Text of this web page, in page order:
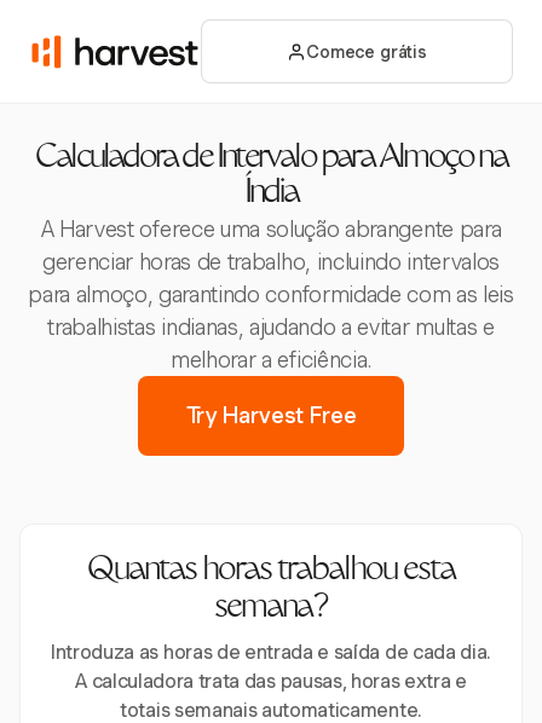
Comece grátis
Calculadora de Intervalo para Almoço na
Índia
A Harvest oferece uma solução abrangente para
gerenciar horas de trabalho, incluindo intervalos
para almoço, garantindo conformidade com as leis
trabalhistas indianas, ajudando a evitar multas e
melhorar a eficiência.
Try Harvest Free
Quantas horas trabalhou esta
semana?
Introduza as horas de entrada e saída de cada dia.
A calculadora trata das pausas, horas extra e
totais semanais automaticamente.